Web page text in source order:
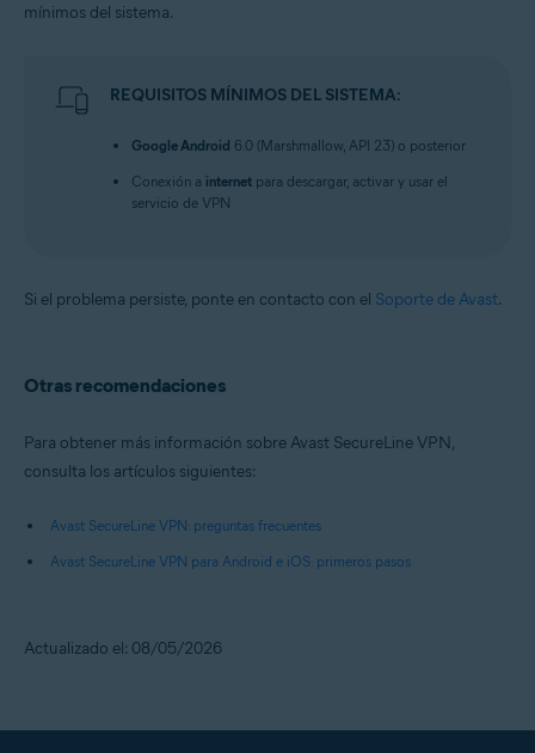
mínimos del sistema.
REQUISITOS MÍNIMOS DEL SISTEMA:
Google Android 6.0 (Marshmallow, API 23) o posterior
Conexión a internet para descargar, activar y usar el
servicio de VPN
Si el problema persiste, ponte en contacto con el Soporte de Avast.
Otras recomendaciones
Para obtener más información sobre Avast SecureLine VPN,
consulta los artículos siguientes:
Avast SecureLine VPN: preguntas frecuentes
Avast SecureLine VPN para Android e iOS: primeros pasos
Actualizado el: 08/05/2026